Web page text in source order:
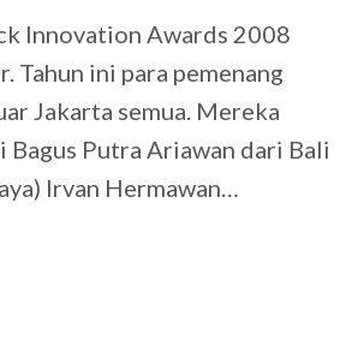
Innovation Awards 2008
Tahun ini para pemenang
Jakarta semua. Mereka
Bagus Putra Ariawan dari Bali
Irvan Hermawan…